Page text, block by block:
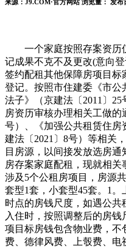
来源：J9.COM·官方网站 浏览量： 发布
一个家庭按照存案资历
记成果不克不及更改(意向
签约配租其他保障房项目标
登记。按照市住建委《市公
法子》（京建法〔2011〕
房资历审核办理相关工做的
号）、《加强公共租赁住
建法〔2021〕8号）等相关
目房源，以间接发放选房
房存案家庭配租，现就相
涉及5个公租房项目，房源
套型1套，小套型45套。1
时点的房钱尺度，如遇公
入住时，按照调整后的房
项目标房钱包含物业费，
费、德律风费、上彀费、电